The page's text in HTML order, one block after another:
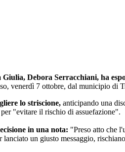
Debora Serracchiani, ha
venerdì 7 ottobre, dal municipio di
lo striscione, anticipando una
"evitare il rischio di assuefazione".
in una nota: "Preso atto che
lanciato un giusto messaggio,